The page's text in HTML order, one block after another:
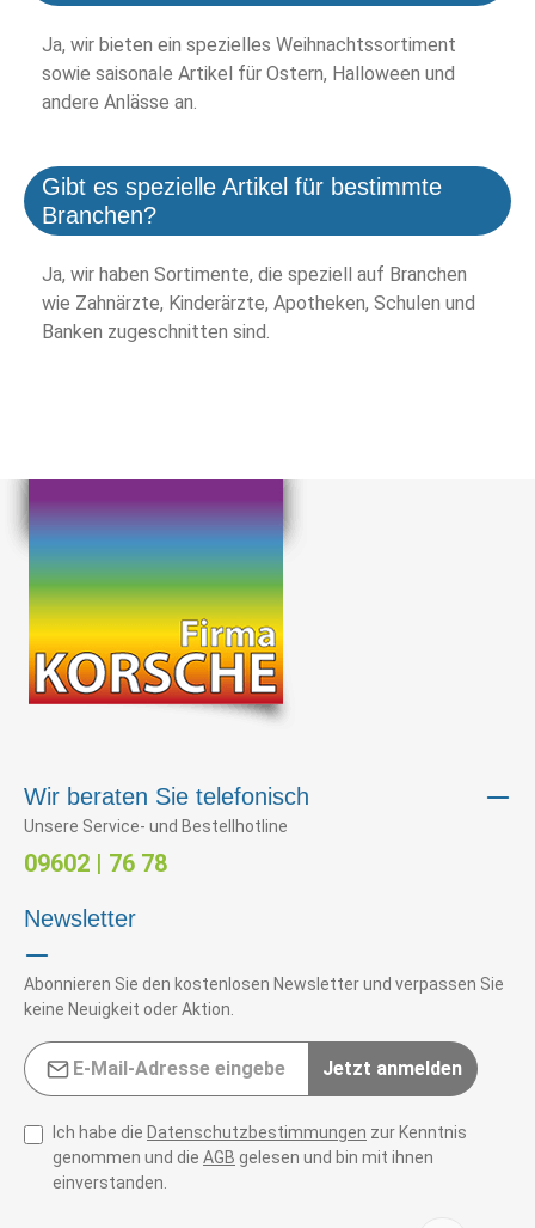
Ja, wir bieten ein spezielles Weihnachtssortiment
sowie saisonale Artikel für Ostern, Halloween und
andere Anlässe an.
Gibt es spezielle Artikel für bestimmte
Branchen?
Ja, wir haben Sortimente, die speziell auf Branchen
wie Zahnärzte, Kinderärzte, Apotheken, Schulen und
Banken zugeschnitten sind.
Wir beraten Sie telefonisch
Unsere Service- und Bestellhotline
09602 | 76 78
Newsletter
Abonnieren Sie den kostenlosen Newsletter und verpassen Sie
keine Neuigkeit oder Aktion.
E-Mail-Adresse*
Jetzt anmelden
Ich habe die Datenschutzbestimmungen zur Kenntnis
genommen und die AGB gelesen und bin mit ihnen
einverstanden.